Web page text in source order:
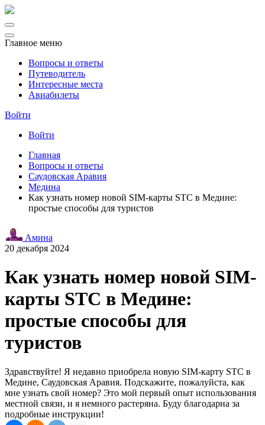
Главное меню
Вопросы и ответы
Путеводитель
Интересные места
Авиабилеты
Войти
Войти
Главная
Вопросы и ответы
Саудовская Аравия
Медина
Как узнать номер новой SIM-карты STC в Медине:
простые способы для туристов
Амина
20 декабря 2024
Как узнать номер новой SIM-
карты STC в Медине:
простые способы для
туристов
Здравствуйте! Я недавно приобрела новую SIM-карту STC в
Медине, Саудовская Аравия. Подскажите, пожалуйста, как
мне узнать свой номер? Это мой первый опыт использования
местной связи, и я немного растеряна. Буду благодарна за
подробные инструкции!